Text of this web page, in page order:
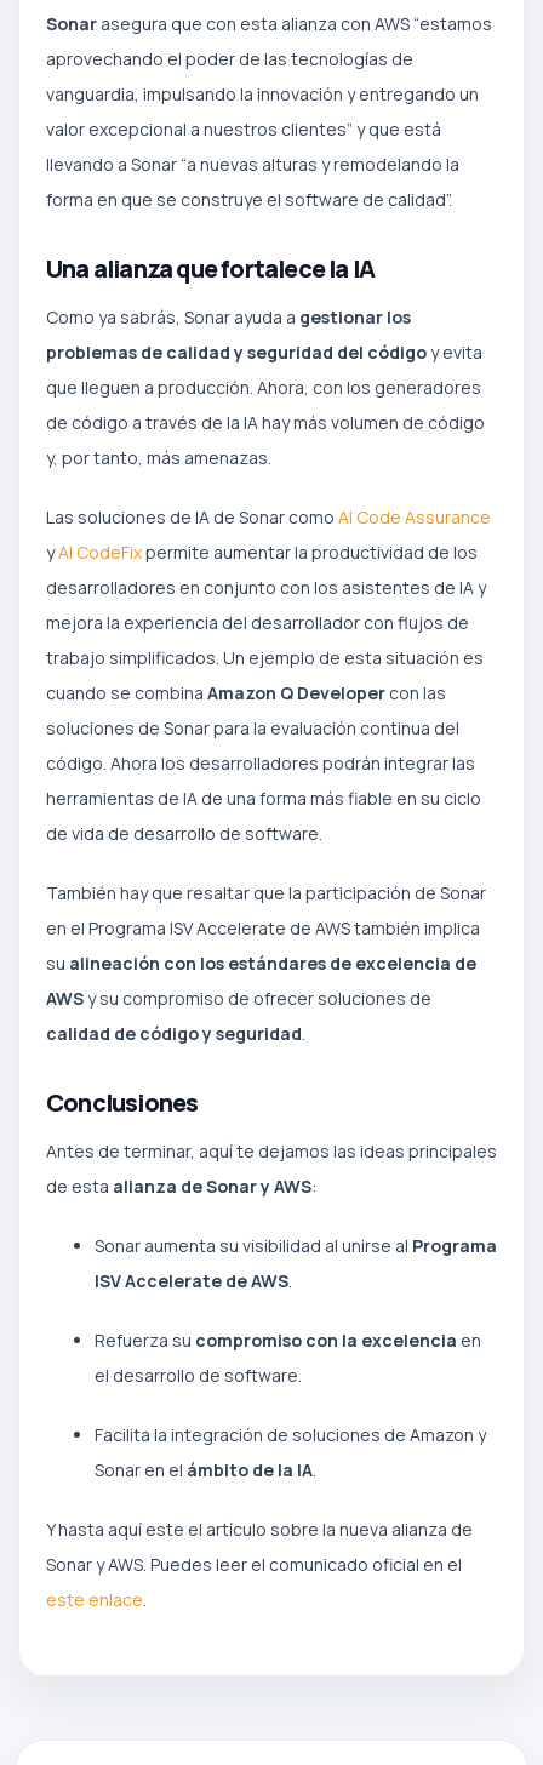
Sonar asegura que con esta alianza con AWS “estamos
aprovechando el poder de las tecnologías de
vanguardia, impulsando la innovación y entregando un
valor excepcional a nuestros clientes” y que está
llevando a Sonar “a nuevas alturas y remodelando la
forma en que se construye el software de calidad”.
Una alianza que fortalece la IA
Como ya sabrás, Sonar ayuda a gestionar los
problemas de calidad y seguridad del código y evita
que lleguen a producción. Ahora, con los generadores
de código a través de la IA hay más volumen de código
y, por tanto, más amenazas.
Las soluciones de IA de Sonar como AI Code Assurance
yAI CodeFixpermite aumentar la productividad de los
desarrolladores en conjunto con los asistentes de IA y
mejora la experiencia del desarrollador con flujos de
trabajo simplificados. Un ejemplo de esta situación es
cuando se combina Amazon Q Developer con las
soluciones de Sonar para la evaluación continua del
código. Ahora los desarrolladores podrán integrar las
herramientas de IA de una forma más fiable en su ciclo
de vida de desarrollo de software.
También hay que resaltar que la participación de Sonar
en el Programa ISV Accelerate de AWS también implica
su alineación con los estándares de excelencia de
AWS y su compromiso de ofrecer soluciones de
calidad de código y seguridad.
Conclusiones
Antes de terminar, aquí te dejamos las ideas principales
de esta alianza de Sonar y AWS:
Sonar aumenta su visibilidad al unirse al Programa
ISV Accelerate de AWS.
Refuerza su compromiso con la excelencia en
el desarrollo de software.
Facilita la integración de soluciones de Amazon y
Sonar en el ámbito de la IA.
Y hasta aquí este el artículo sobre la nueva alianza de
Sonar y AWS. Puedes leer el comunicado oficial en el
este enlace.